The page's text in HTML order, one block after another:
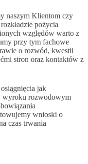
naszym Klientom czy
pożycia
względów warto z
przy tym fachowe
o rozwód, kwestii
stron oraz kontaktów z
jak
wyroku rozwodowym
wnioski o
czas trwania